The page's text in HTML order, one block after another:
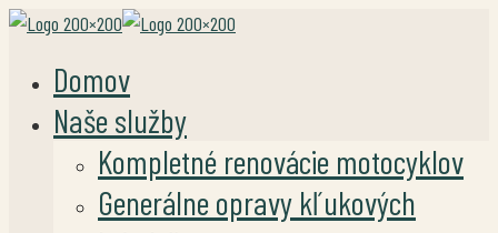
Domov
Naše služby
Kompletné renovácie motocyklov
Generálne opravy kľukových